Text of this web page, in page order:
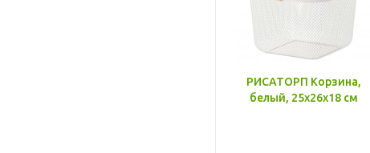
РИСАТОРП Корзина,
белый, 25x26x18 см